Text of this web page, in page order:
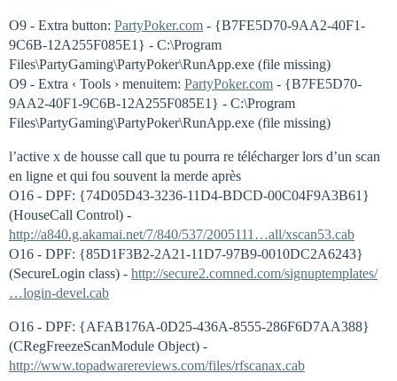
O9 - Extra button: PartyPoker.com - {B7FE5D70-9AA2-40F1-
9C6B-12A255F085E1} - C:\Program
Files\PartyGaming\PartyPoker\RunApp.exe (file missing)
O9 - Extra ‹ Tools › menuitem: PartyPoker.com - {B7FE5D70-
9AA2-40F1-9C6B-12A255F085E1} - C:\Program
Files\PartyGaming\PartyPoker\RunApp.exe (file missing)
l’active x de housse call que tu pourra re télécharger lors d’un scan
en ligne et qui fou souvent la merde après
O16 - DPF: {74D05D43-3236-11D4-BDCD-00C04F9A3B61}
(HouseCall Control) -
http://a840.g.akamai.net/7/840/537/2005111…all/xscan53.cab
O16 - DPF: {85D1F3B2-2A21-11D7-97B9-0010DC2A6243}
(SecureLogin class) - http://secure2.comned.com/signuptemplates/
…login-devel.cab
O16 - DPF: {AFAB176A-0D25-436A-8555-286F6D7AA388}
(CRegFreezeScanModule Object) -
http://www.topadwarereviews.com/files/rfscanax.cab